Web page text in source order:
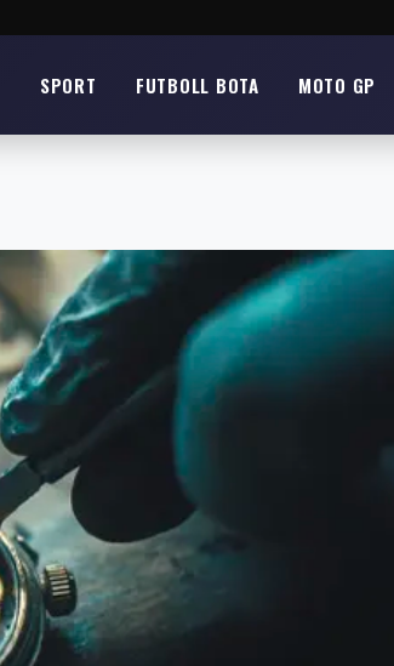
SPORT FUTBOLL BOTA MOTO GP